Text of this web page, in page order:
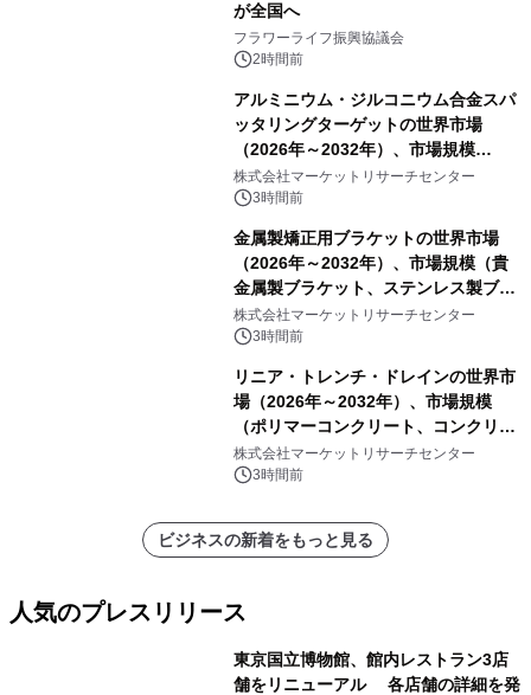
が全国へ
フラワーライフ振興協議会
2時間前
アルミニウム・ジルコニウム合金スパ
ッタリングターゲットの世界市場
（2026年～2032年）、市場規模
（0.995、0.999、その他）・分析レポ
ートを発表
株式会社マーケットリサーチセンター
3時間前
金属製矯正用ブラケットの世界市場
（2026年～2032年）、市場規模（貴
金属製ブラケット、ステンレス製ブラ
ケット、純チタン製ブラケット）・分
析レポートを発表
株式会社マーケットリサーチセンター
3時間前
リニア・トレンチ・ドレインの世界市
場（2026年～2032年）、市場規模
（ポリマーコンクリート、コンクリー
ト、プラスチック、金属）・分析レポ
ートを発表
株式会社マーケットリサーチセンター
3時間前
ビジネスの新着をもっと見る
人気のプレスリリース
東京国立博物館、館内レストラン3店
舗をリニューアル 各店舗の詳細を発